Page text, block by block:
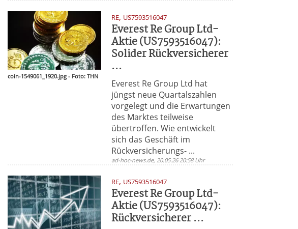
coin-1549061_1920.jpg - Foto: THN
RE, US7593516047
Everest Re Group Ltd-
Aktie (US7593516047):
Solider Rückversicherer
...
Everest Re Group Ltd hat
jüngst neue Quartalszahlen
vorgelegt und die Erwartungen
des Marktes teilweise
übertroffen. Wie entwickelt
sich das Geschäft im
Rückversicherungs- ...
ad-hoc-news.de, 20.05.26 20:58 Uhr
RE, US7593516047
Everest Re Group Ltd-
Aktie (US7593516047):
Rückversicherer ...